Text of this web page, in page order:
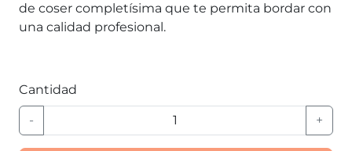
de coser completísima que te permita bordar con
una calidad profesional.
Cantidad
- +